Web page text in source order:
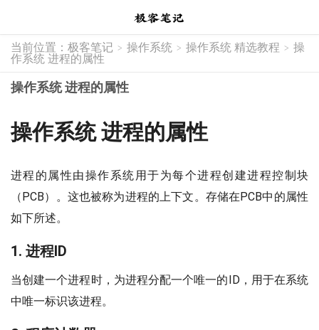
当前位置： 极客笔记 > 操作系统 > 操作系统 精选教程 > 操
作系统 进程的属性
操作系统 进程的属性
操作系统 进程的属性
进程的属性由操作系统用于为每个进程创建进程控制块
（PCB）。这也被称为进程的上下文。存储在PCB中的属性
如下所述。
1. 进程ID
当创建一个进程时，为进程分配一个唯一的ID，用于在系统
中唯一标识该进程。